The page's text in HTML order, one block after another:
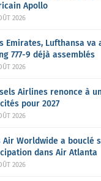
Apollo
2026
Emirates, Lufthansa
777-9 déjà assemblés
2026
Airlines renonce à
pour 2027
2026
Air Worldwide a bouclé
dans Air Atlanta
2026